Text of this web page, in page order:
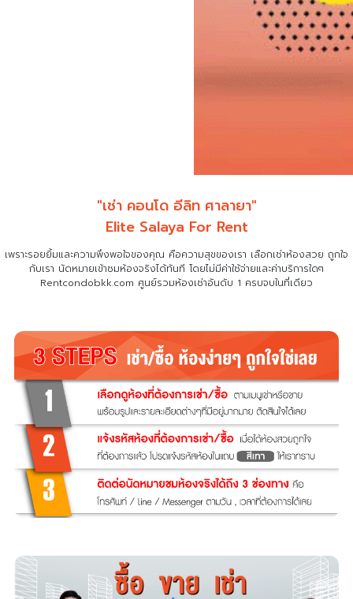
"เช่า คอนโด อีลิท ศาลายา"
Elite Salaya For Rent
เพราะรอยยิ้มและความพึงพอใจของคุณ คือความสุขของเรา เลือกเช่าห้องสวย ถูกใจ
กับเรา นัดหมายเข้าชมห้องจริงได้ทันที โดยไม่มีค่าใช้จ่ายและค่าบริการใดๆ
Rentcondobkk.com ศูนย์รวมห้องเช่าอันดับ 1 ครบจบในที่เดียว